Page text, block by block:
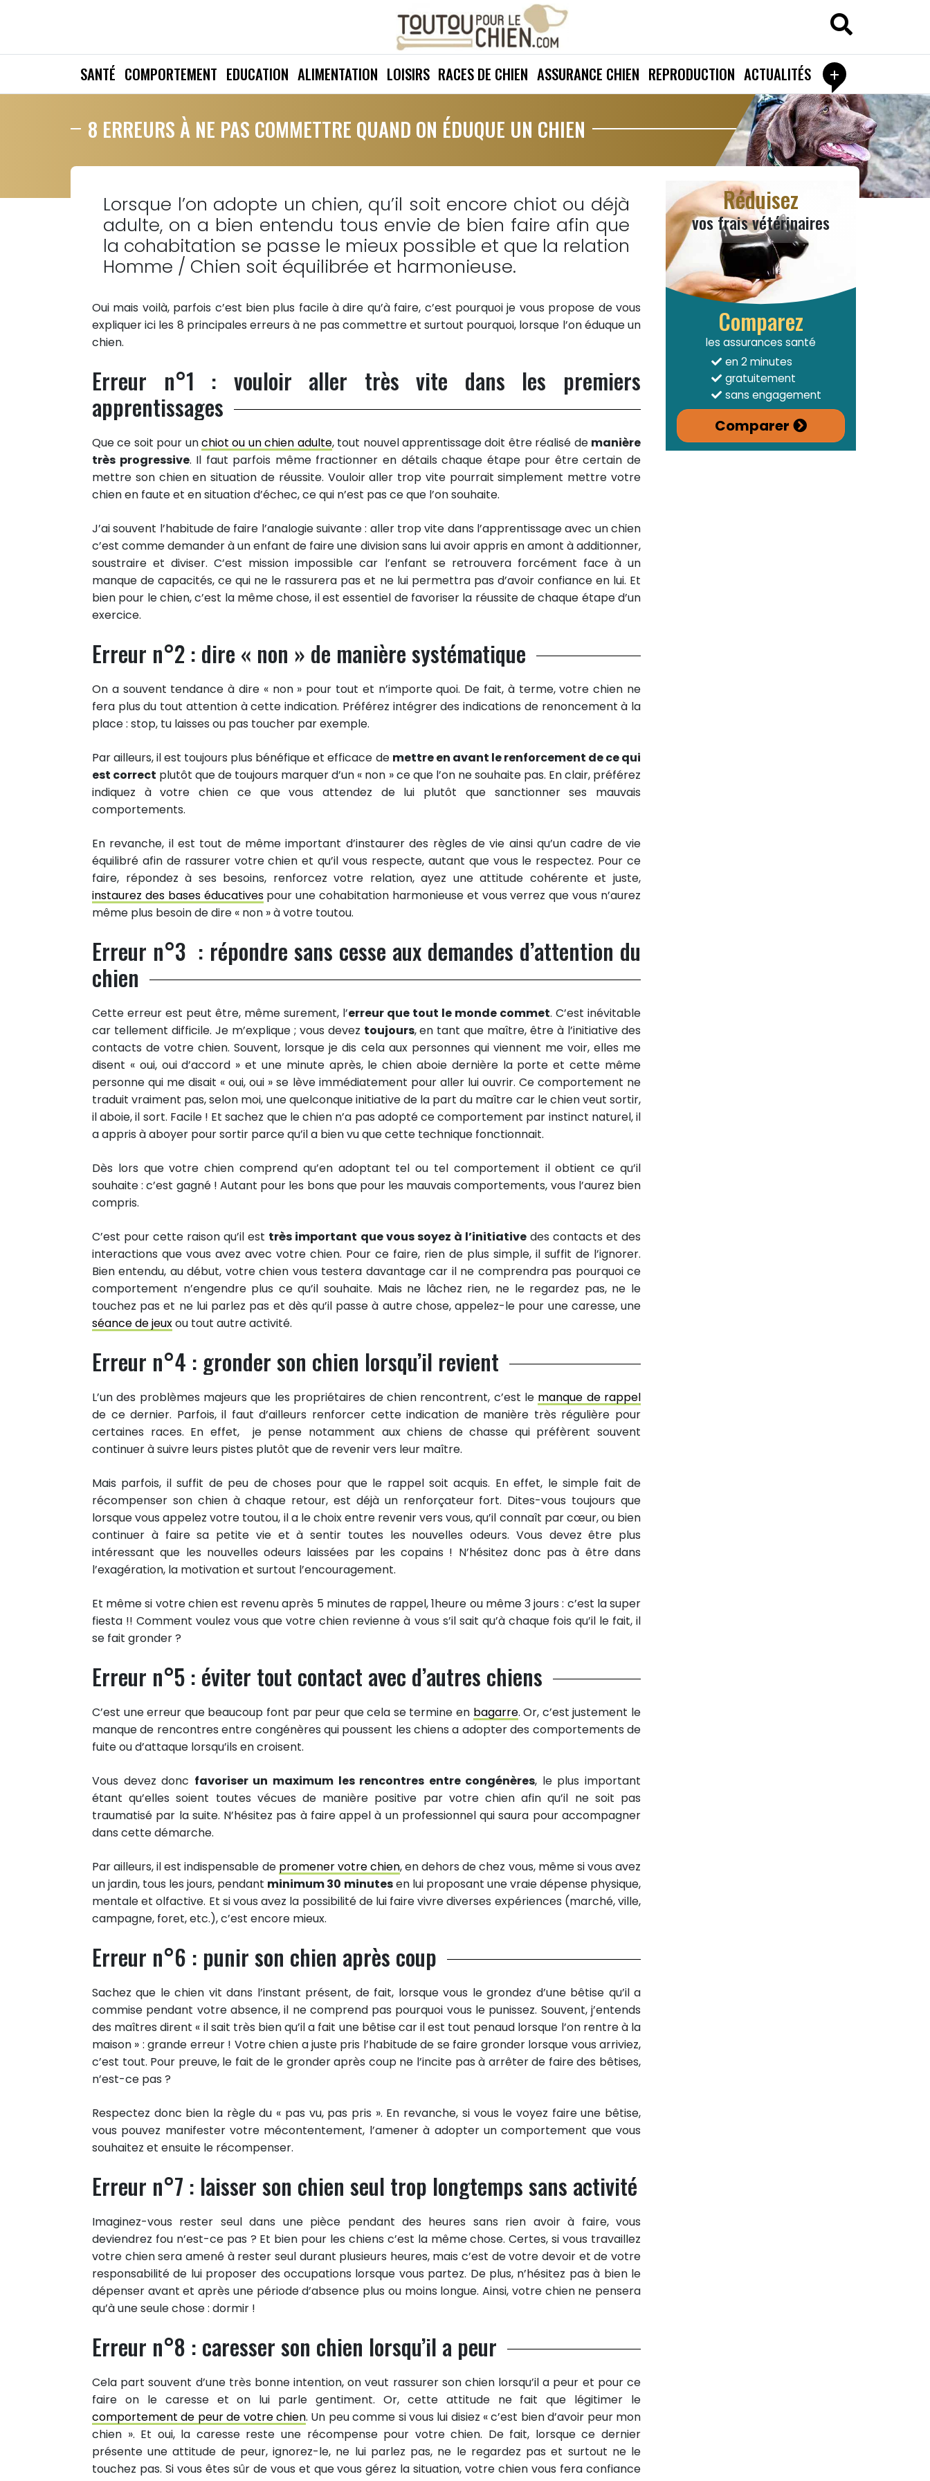
SANTÉ COMPORTEMENT EDUCATION ALIMENTATION LOISIRS RACES DE CHIEN ASSURANCE CHIEN REPRODUCTION ACTUALITÉS +
8 ERREURS À NE PAS COMMETTRE QUAND ON ÉDUQUE UN CHIEN
Lorsque l’on adopte un chien, qu’il soit encore chiot ou déjà
adulte, on a bien entendu tous envie de bien faire afin que
la cohabitation se passe le mieux possible et que la relation
Homme / Chien soit équilibrée et harmonieuse.
Partager sur facebook
Partager sur Twitter
Epingler sur Pinterest
Oui mais voilà, parfois c’est bien plus facile à dire qu’à faire, c’est pourquoi je vous propose de vous
expliquer ici les 8 principales erreurs à ne pas commettre et surtout pourquoi, lorsque l’on éduque un
chien.
Erreur n°1 : vouloir aller très vite dans les premiers
apprentissages
Que ce soit pour unchiot ou un chien adulte, tout nouvel apprentissage doit être réalisé de manière
très progressive. Il faut parfois même fractionner en détails chaque étape pour être certain de
mettre son chien en situation de réussite. Vouloir aller trop vite pourrait simplement mettre votre
chien en faute et en situation d’échec, ce qui n’est pas ce que l’on souhaite.
J’ai souvent l’habitude de faire l’analogie suivante : aller trop vite dans l’apprentissage avec un chien
c’est comme demander à un enfant de faire une division sans lui avoir appris en amont à additionner,
soustraire et diviser. C’est mission impossible car l’enfant se retrouvera forcément face à un
manque de capacités, ce qui ne le rassurera pas et ne lui permettra pas d’avoir confiance en lui. Et
bien pour le chien, c’est la même chose, il est essentiel de favoriser la réussite de chaque étape d’un
exercice.
Erreur n°2 : dire « non » de manière systématique
On a souvent tendance à dire « non » pour tout et n’importe quoi. De fait, à terme, votre chien ne
fera plus du tout attention à cette indication. Préférez intégrer des indications de renoncement à la
place : stop, tu laisses ou pas toucher par exemple.
Par ailleurs, il est toujours plus bénéfique et efficace de mettre en avant le renforcement de ce qui
est correct plutôt que de toujours marquer d’un « non » ce que l’on ne souhaite pas. En clair, préférez
indiquez à votre chien ce que vous attendez de lui plutôt que sanctionner ses mauvais
comportements.
En revanche, il est tout de même important d’instaurer des règles de vie ainsi qu’un cadre de vie
équilibré afin de rassurer votre chien et qu’il vous respecte, autant que vous le respectez. Pour ce
faire, répondez à ses besoins, renforcez votre relation, ayez une attitude cohérente et juste,
instaurez des bases éducativespour une cohabitation harmonieuse et vous verrez que vous n’aurez
même plus besoin de dire « non » à votre toutou.
Erreur n°3 : répondre sans cesse aux demandes d’attention du
chien
Cette erreur est peut être, même surement, l’erreur que tout le monde commet. C’est inévitable
car tellement difficile. Je m’explique ; vous devez toujours, en tant que maître, être à l’initiative des
contacts de votre chien. Souvent, lorsque je dis cela aux personnes qui viennent me voir, elles me
disent « oui, oui d’accord » et une minute après, le chien aboie dernière la porte et cette même
personne qui me disait « oui, oui » se lève immédiatement pour aller lui ouvrir. Ce comportement ne
traduit vraiment pas, selon moi, une quelconque initiative de la part du maître car le chien veut sortir,
il aboie, il sort. Facile ! Et sachez que le chien n’a pas adopté ce comportement par instinct naturel, il
a appris à aboyer pour sortir parce qu’il a bien vu que cette technique fonctionnait.
Dès lors que votre chien comprend qu’en adoptant tel ou tel comportement il obtient ce qu’il
souhaite : c’est gagné ! Autant pour les bons que pour les mauvais comportements, vous l’aurez bien
compris.
C’est pour cette raison qu’il est très important que vous soyez à l’initiativedes contacts et des
interactions que vous avez avec votre chien. Pour ce faire, rien de plus simple, il suffit de l’ignorer.
Bien entendu, au début, votre chien vous testera davantage car il ne comprendra pas pourquoi ce
comportement n’engendre plus ce qu’il souhaite. Mais ne lâchez rien, ne le regardez pas, ne le
touchez pas et ne lui parlez pas et dès qu’il passe à autre chose, appelez-le pour une caresse, une
séance de jeuxou tout autre activité.
Erreur n°4 : gronder son chien lorsqu’il revient
L’un des problèmes majeurs que les propriétaires de chien rencontrent, c’est le manque de rappel
de ce dernier. Parfois, il faut d’ailleurs renforcer cette indication de manière très régulière pour
certaines races. En effet, je pense notamment aux chiens de chasse qui préfèrent souvent
continuer à suivre leurs pistes plutôt que de revenir vers leur maître.
Mais parfois, il suffit de peu de choses pour que le rappel soit acquis. En effet, le simple fait de
récompenser son chien à chaque retour, est déjà un renforçateur fort. Dites-vous toujours que
lorsque vous appelez votre toutou, il a le choix entre revenir vers vous, qu’il connaît par cœur, ou bien
continuer à faire sa petite vie et à sentir toutes les nouvelles odeurs. Vous devez être plus
intéressant que les nouvelles odeurs laissées par les copains ! N’hésitez donc pas à être dans
l’exagération, la motivation et surtout l’encouragement.
Et même si votre chien est revenu après 5 minutes de rappel, 1heure ou même 3 jours : c’est la super
fiesta !! Comment voulez vous que votre chien revienne à vous s’il sait qu’à chaque fois qu’il le fait, il
se fait gronder ?
Erreur n°5 : éviter tout contact avec d’autres chiens
C’est une erreur que beaucoup font par peur que cela se termine en bagarre. Or, c’est justement le
manque de rencontres entre congénères qui poussent les chiens a adopter des comportements de
fuite ou d’attaque lorsqu’ils en croisent.
Vous devez donc favoriser un maximum les rencontres entre congénères, le plus important
étant qu’elles soient toutes vécues de manière positive par votre chien afin qu’il ne soit pas
traumatisé par la suite. N’hésitez pas à faire appel à un professionnel qui saura pour accompagner
dans cette démarche.
Par ailleurs, il est indispensable de promener votre chien, en dehors de chez vous, même si vous avez
un jardin, tous les jours, pendant minimum 30 minutesen lui proposant une vraie dépense physique,
mentale et olfactive. Et si vous avez la possibilité de lui faire vivre diverses expériences (marché, ville,
campagne, foret, etc.), c’est encore mieux.
Erreur n°6 : punir son chien après coup
Sachez que le chien vit dans l’instant présent, de fait, lorsque vous le grondez d’une bêtise qu’il a
commise pendant votre absence, il ne comprend pas pourquoi vous le punissez. Souvent, j’entends
des maîtres dirent « il sait très bien qu’il a fait une bêtise car il est tout penaud lorsque l’on rentre à la
maison » : grande erreur ! Votre chien a juste pris l’habitude de se faire gronder lorsque vous arriviez,
c’est tout. Pour preuve, le fait de le gronder après coup ne l’incite pas à arrêter de faire des bêtises,
n’est-ce pas ?
Respectez donc bien la règle du « pas vu, pas pris ». En revanche, si vous le voyez faire une bêtise,
vous pouvez manifester votre mécontentement, l’amener à adopter un comportement que vous
souhaitez et ensuite le récompenser.
Erreur n°7 : laisser son chien seul trop longtemps sans activité
Imaginez-vous rester seul dans une pièce pendant des heures sans rien avoir à faire, vous
deviendrez fou n’est-ce pas ? Et bien pour les chiens c’est la même chose. Certes, si vous travaillez
votre chien sera amené à rester seul durant plusieurs heures, mais c’est de votre devoir et de votre
responsabilité de lui proposer des occupations lorsque vous partez. De plus, n’hésitez pas à bien le
dépenser avant et après une période d’absence plus ou moins longue. Ainsi, votre chien ne pensera
qu’à une seule chose : dormir !
Erreur n°8 : caresser son chien lorsqu’il a peur
Cela part souvent d’une très bonne intention, on veut rassurer son chien lorsqu’il a peur et pour ce
faire on le caresse et on lui parle gentiment. Or, cette attitude ne fait que légitimer le
comportement de peur de votre chien. Un peu comme si vous lui disiez « c’est bien d’avoir peur mon
chien ». Et oui, la caresse reste une récompense pour votre chien. De fait, lorsque ce dernier
présente une attitude de peur, ignorez-le, ne lui parlez pas, ne le regardez pas et surtout ne le
touchez pas. Si vous êtes sûr de vous et que vous gérez la situation, votre chien vous fera confiance
Réduisez
vos frais vétérinaires
Comparez
les assurances santé
en 2 minutes
gratuitement
sans engagement
Comparer